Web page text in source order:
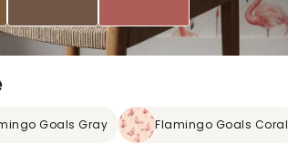
Goals Gray Flamingo Goals Coral